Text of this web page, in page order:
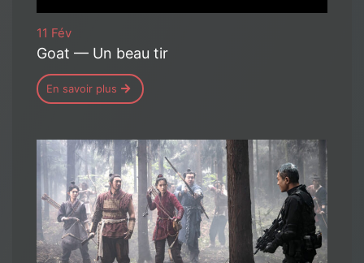
11 Fév
Goat — Un beau tir
En savoir plus